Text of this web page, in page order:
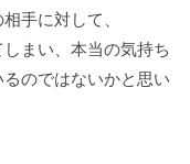
手に対して、
まい、本当の気持ち
のではないかと思い